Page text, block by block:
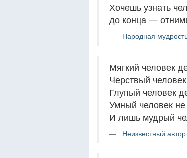
Хочешь узнать
до конца —
Народная
Мягкий человек
Черствый
Глупый человек
Умный человек не
И лишь мудрый
Неизвестный